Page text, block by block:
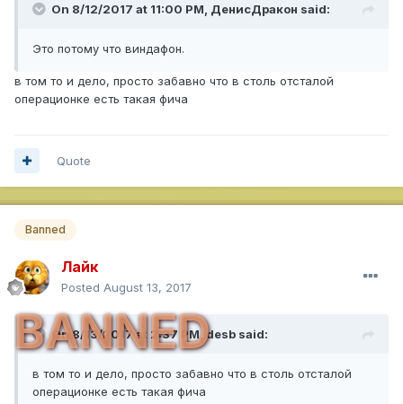
On 8/12/2017 at 11:00 PM, ДенисДракон said:
Это потому что виндафон.
в том то и дело, просто забавно что в столь отсталой
операционке есть такая фича
Quote
Banned
Лайк
Posted August 13, 2017
BANNED
On 8/13/2017 at 2:37 PM, desb said:
в том то и дело, просто забавно что в столь отсталой
операционке есть такая фича